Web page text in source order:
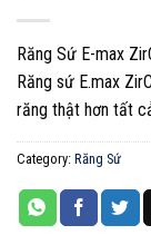
Răng Sứ E-max
Răng sứ E.max
răng thật hơn tất
Category: Răng Sứ